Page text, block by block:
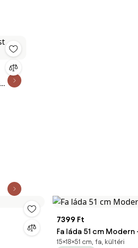
7399 Ft
Fa láda 51 cm Modern
15×18×51 cm, fa, kültéri